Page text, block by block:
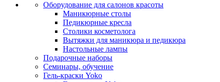
Оборудование для салонов красоты
Маникюрные столы
Педикюрные кресла
Столики косметолога
Вытяжки для маникюра и педикюра
Настольные лампы
Подарочные наборы
Семинары, обучение
Гель-краски Yoko